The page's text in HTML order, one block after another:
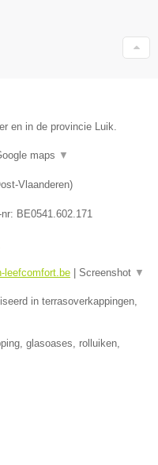
en in de provincie Luik.
maps ▼
Vlaanderen)
nr: BE0541.602.171
leefcomfort.be Screenshot ▼
in terrasoverkappingen,
glasoases, rolluiken,